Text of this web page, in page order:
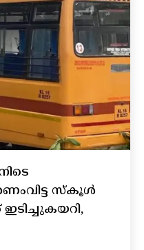
സ്കൂൾ